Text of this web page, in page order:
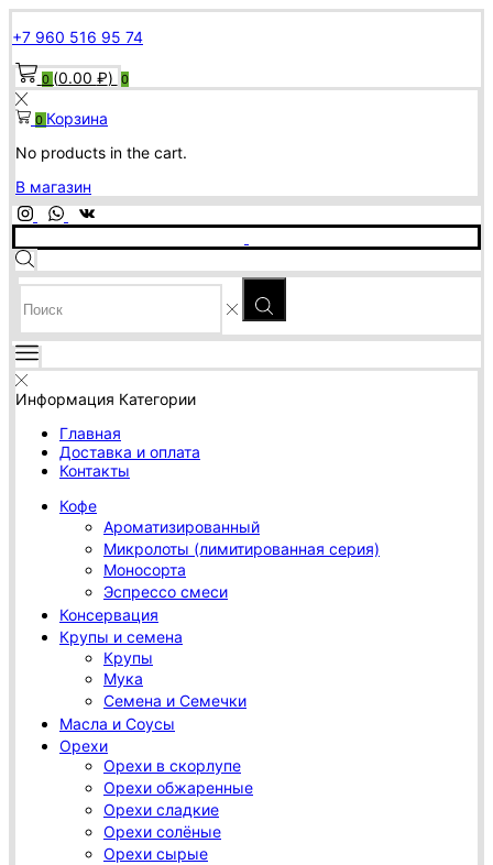
+7 960 516 95 74
0(0.00 ₽) 0
0 Корзина
No products in the cart.
В магазин
SEARCH
INPUT
Информация Категории
Главная
Доставка и оплата
Контакты
Кофе
Ароматизированный
Микролоты (лимитированная серия)
Моносорта
Эспрессо смеси
Консервация
Крупы и семена
Крупы
Мука
Семена и Семечки
Масла и Соусы
Орехи
Орехи в скорлупе
Орехи обжаренные
Орехи сладкие
Орехи солёные
Орехи сырые